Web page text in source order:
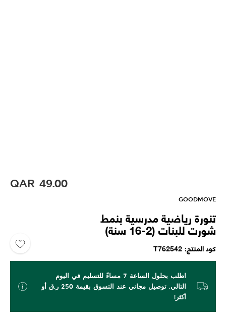
QAR 49.00
GOODMOVE
تنورة رياضية مدرسية بنمط
شورت للبنات (2-16 سنة)
كود المنتج T762542
اطلب بحلول الساعة 7 مساءً للتسليم في اليوم
التالي. توصيل مجاني عند التسوق بقيمة 250 ر.ق أو
أكثر!